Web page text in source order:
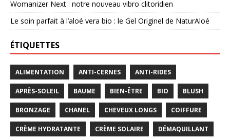
Womanizer Next : notre nouveau vibro clitoridien
Le soin parfait à l’aloé vera bio : le Gel Originel de NaturAloé
ÉTIQUETTES
ALIMENTATION ANTI-CERNES ANTI-RIDES
APRÈS-SOLEIL BAUME BIEN-ÊTRE BIO BLUSH
BRONZAGE CHANEL CHEVEUX LONGS COIFFURE
CRÈME HYDRATANTE CRÈME SOLAIRE DÉMAQUILLANT